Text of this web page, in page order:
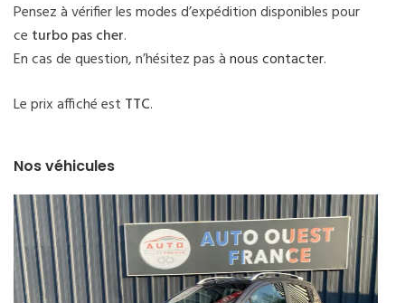
Pensez à vérifier les modes d’expédition disponibles pour
ce turbo pas cher.
En cas de question, n’hésitez pas ànous contacter.
Le prix affiché est TTC.
Nos véhicules